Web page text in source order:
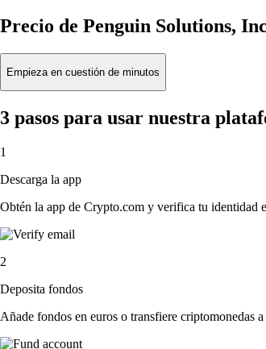
Precio de Penguin Solutions,
Empieza en cuestión de minutos
3 pasos para usar nuestra
1
Descarga la app
Obtén la app de Crypto.com y verifica tu identidad
2
Deposita fondos
Añade fondos en euros o transfiere criptomonedas